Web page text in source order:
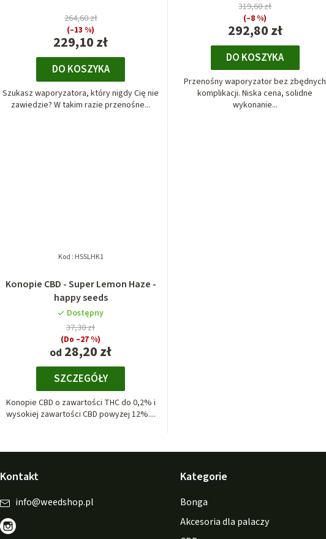
229,10 zł
264,60 zł
(–13 %)
DO KOSZYKA
Szukasz waporyzatora, który nigdy Cię nie
zawiedzie? W takim razie przenośne...
292,80 zł
319,60 zł
(–8 %)
DO KOSZYKA
Przenośny waporyzator bez zbędnych
komplikacji. Niska cena, solidne
wykonanie...
Konopie CBD - Super Lemon Haze -
happy seeds
Dostępny
od 28,20 zł
37,30 zł
(Do –27 %)
SZCZEGÓŁY
Konopie CBD o zawartości THC do 0,2% i
wysokiej zawartości CBD powyżej 12%....
Kod : HSSLHK1
Kontakt
info@weedshop.pl
Kategorie
Bonga
Akcesoria dla palaczy